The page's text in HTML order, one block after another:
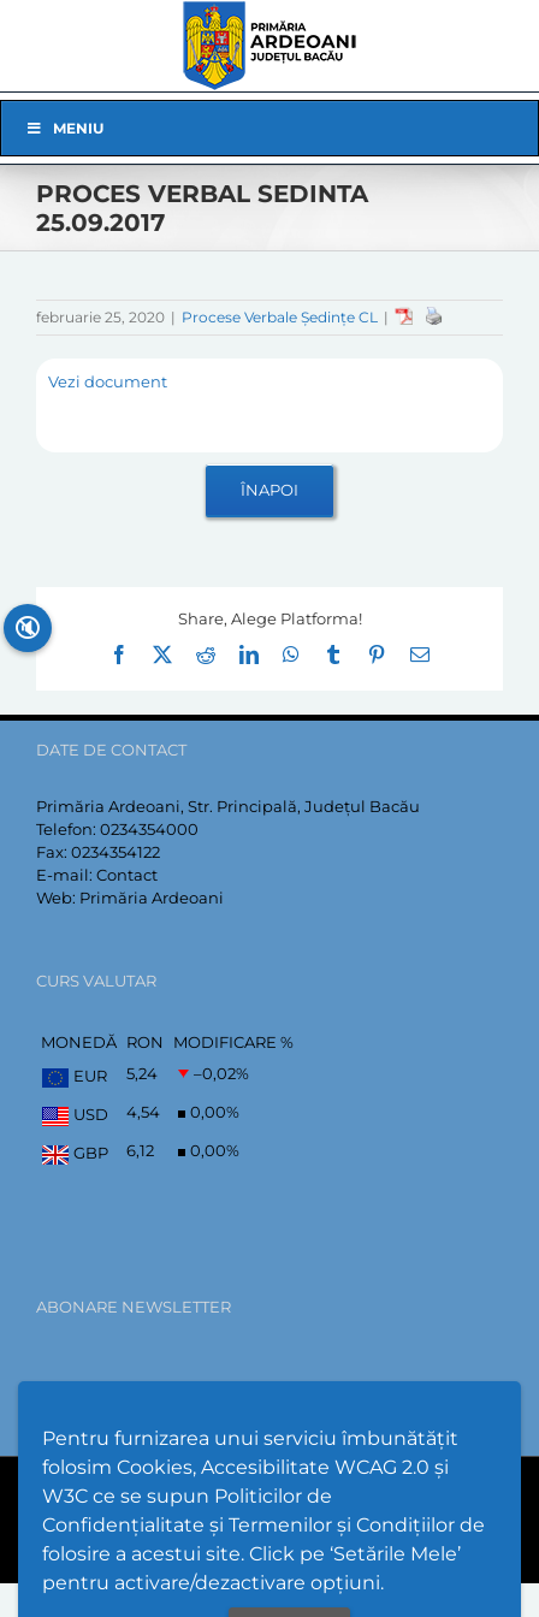
Pentru furnizarea unui serviciu îmbunătățit
folosim Cookies, Accesibilitate WCAG 2.0 și
W3C ce se supun Politicilor de
Confidențialitate și Termenilor și Condițiilor de
folosire a acestui site. Click pe ‘Setările Mele’
pentru activare/dezactivare opțiuni.
Navigation
MENIU
PROCES VERBAL SEDINTA
25.09.2017
februarie 25, 2020 | Procese Verbale Ședințe CL |
Vezi document
Share, Alege Platforma!
Facebook
RedditLinkedInWhatsApp
Tumblr Pinterest
E-
DATE DE CONTACT
Primăria Ardeoani, Str. Principală, Județul Bacău
Telefon: 0234354000
Fax: 0234354122
E-mail: Contact
Web: Primăria Ardeoani
CURS VALUTAR
MONEDĂ RON
MODIFICARE %
EUR
5,24 –0,02%
USD 4,54 0,00%
GBP 6,12 0,00%
ABONARE NEWSLETTER
Hartă Website
🔇